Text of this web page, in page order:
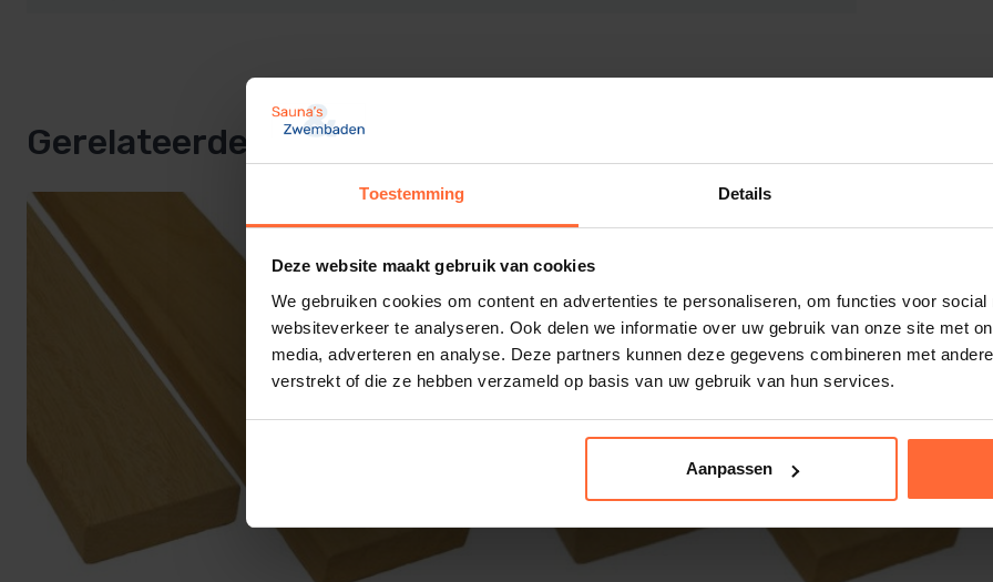
Toestemming Details
Deze website maakt gebruik van cookies
We gebruiken cookies om content en advertenties te personaliseren, om functies voor social
websiteverkeer te analyseren. Ook delen we informatie over uw gebruik van onze site met
media, adverteren en analyse. Deze partners kunnen deze gegevens combineren met
verstrekt of die ze hebben verzameld op basis van uw gebruik van hun services.
Aanpassen
Beschikbare lengtes:
60 cm
210 cm
Gerelateerde producten